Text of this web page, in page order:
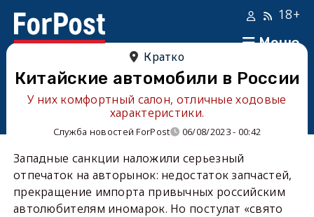
Меню
18+
Кратко
Китайские автомобили в России
У них комфортный салон, отличные ходовые
характеристики.
Служба новостей ForPost 06/08/2023 - 00:42
Западные санкции наложили серьезный
отпечаток на авторынок: недостаток запчастей,
прекращение импорта привычных российским
автолюбителям иномарок. Но постулат «свято